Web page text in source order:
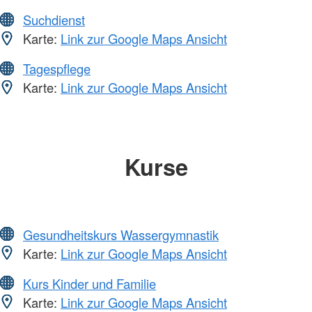
Suchdienst
Karte: Link zur Google Maps Ansicht
Tagespflege
Karte: Link zur Google Maps Ansicht
Kurse
Gesundheitskurs Wassergymnastik
Karte: Link zur Google Maps Ansicht
Kurs Kinder und Familie
Karte: Link zur Google Maps Ansicht